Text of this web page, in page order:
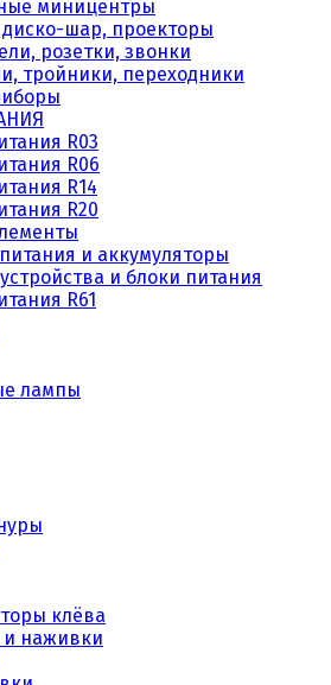
миницентры
шар, проекторы
розетки, звонки
тройники, переходники
R03
R06
R14
R20
и аккумуляторы
и блоки питания
R61
лампы
клёва
наживки